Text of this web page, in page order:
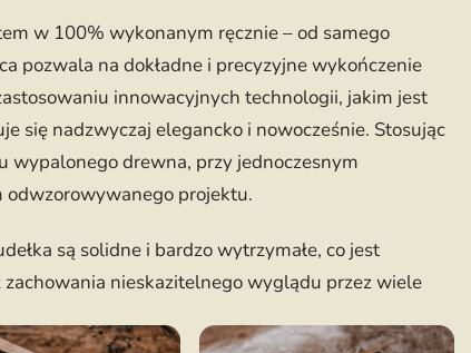
w 100% wykonanym ręcznie – od samego
pozwala na dokładne i precyzyjne wykończenie
innowacyjnych technologii, jakim jest
się nadzwyczaj elegancko i nowocześnie. Stosując
wypalonego drewna, przy jednoczesnym
odwzorowywanego projektu.
są solidne i bardzo wytrzymałe, co jest
nieskazitelnego wyglądu przez wiele